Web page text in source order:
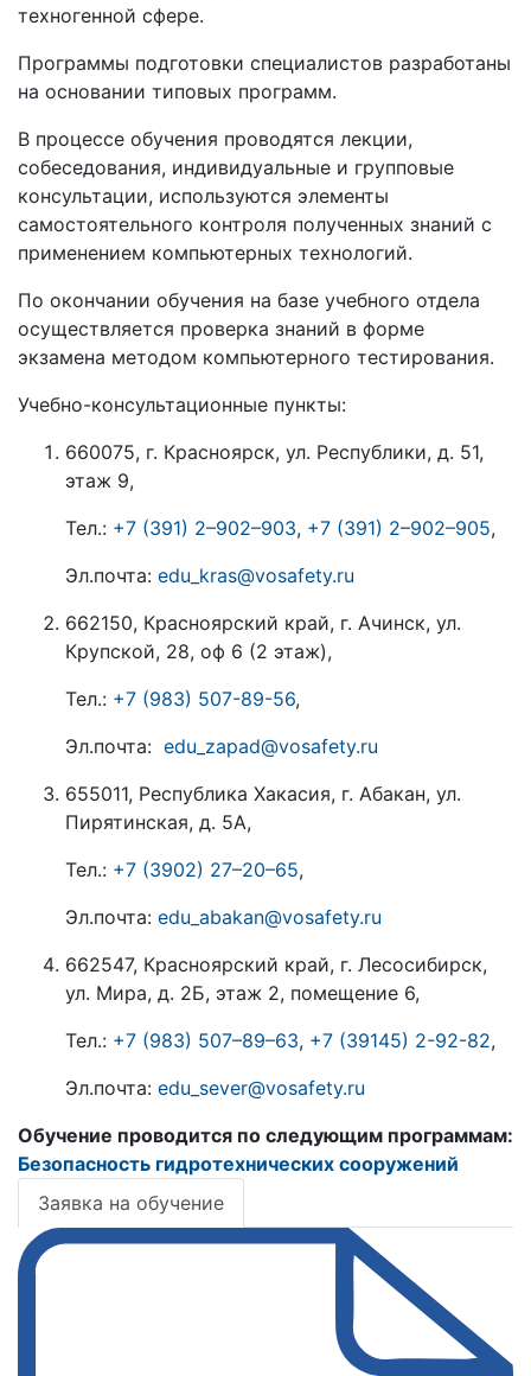
техногенной сфере.
Программы подготовки специалистов разработаны
на основании типовых программ.
В процессе обучения проводятся лекции,
собеседования, индивидуальные и групповые
консультации, используются элементы
самостоятельного контроля полученных знаний с
применением компьютерных технологий.
По окончании обучения на базе учебного отдела
осуществляется проверка знаний в форме
экзамена методом компьютерного тестирования.
Учебно-консультационные пункты:
660075, г. Красноярск, ул. Республики, д. 51,
этаж 9,
Тел.: +7 (391) 2–902–903, +7 (391) 2–902–905,
Эл.почта: edu_kras@vosafety.ru
662150, Красноярский край, г. Ачинск, ул.
Крупской, 28, оф 6 (2 этаж),
Тел.: +7 (983) 507-89-56,
Эл.почта: edu_zapad@vosafety.ru
655011, Республика Хакасия, г. Абакан, ул.
Пирятинская, д. 5А,
Тел.: +7 (3902) 27–20–65,
Эл.почта: edu_abakan@vosafety.ru
662547, Красноярский край, г. Лесосибирск,
ул. Мира, д. 2Б, этаж 2, помещение 6,
Тел.: +7 (983) 507–89–63, +7 (39145) 2-92-82,
Эл.почта: edu_sever@vosafety.ru
Обучение проводится по следующим программам:
Безопасность гидротехнических сооружений
Заявка на обучение